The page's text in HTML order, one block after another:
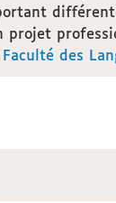
projet
Faculté des